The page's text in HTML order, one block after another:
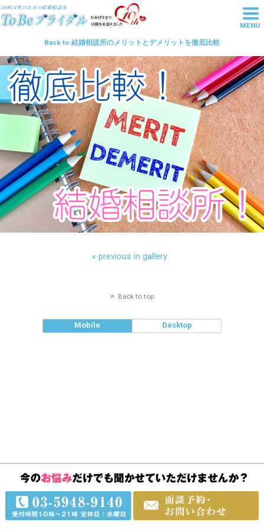
MENU
東京池袋の結婚相談所は20代・30
代女性の婚活を丁寧にサポートす
るToBeブライダル
Back to 結婚相談所のメリットとデメリットを徹底比較
« previous in gallery
Back to top
Mobile Desktop